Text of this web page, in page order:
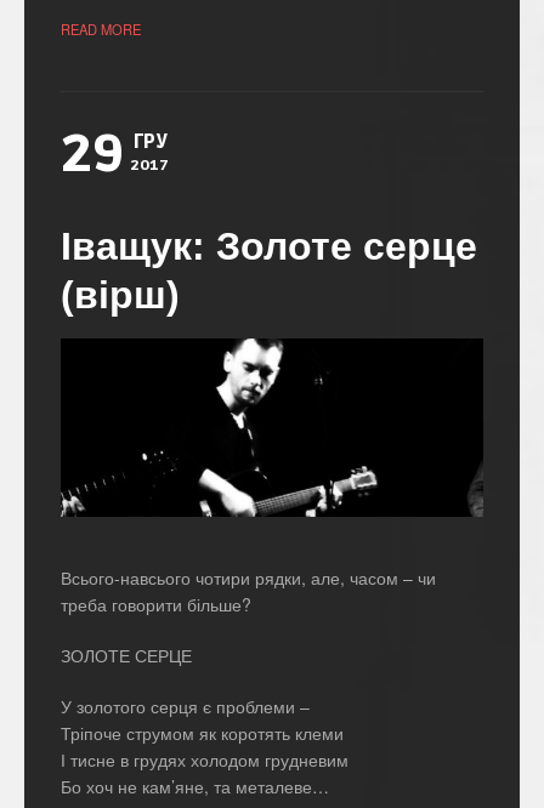
READ MORE
29 ГРУ
2017
Іващук: Золоте серце
(вірш)
Всього-навсього чотири рядки, але, часом – чи
треба говорити більше?
ЗОЛОТЕ СЕРЦЕ
У золотого серця є проблеми –
Тріпоче струмом як коротять клеми
І тисне в грудях холодом грудневим
Бо хоч не кам’яне, та металеве…